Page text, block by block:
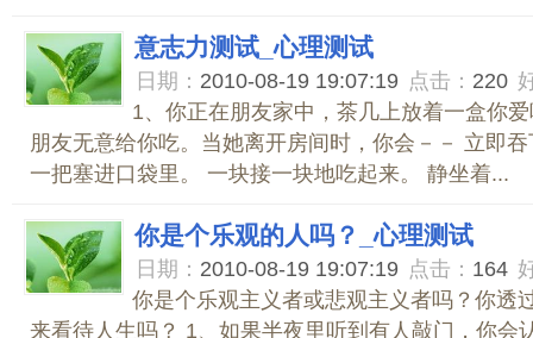
意志力测试_心理测试
日期： 2010-08-19 19:07:19 点击： 220
1、你正在朋友家中，茶几上放着一盒你
朋友无意给你吃。当她离开房间时，你会－－ 立即
一把塞进口袋里。 一块接一块地吃起来。 静坐着...
你是个乐观的人吗？_心理测试
日期： 2010-08-19 19:07:19 点击： 164
你是个乐观主义者或悲观主义者吗？你透
来看待人生吗？ 1、如果半夜里听到有人敲门，你会